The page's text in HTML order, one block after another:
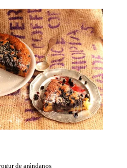
de arándanos